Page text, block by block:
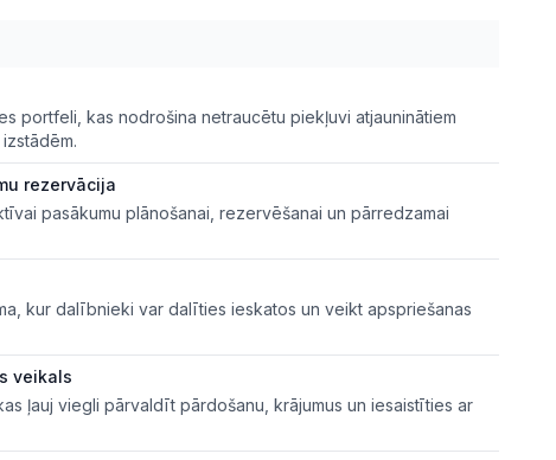
portfeli, kas nodrošina netraucētu piekļuvi atjauninātiem
rezervācija
pasākumu plānošanai, rezervēšanai un pārredzamai
kur dalībnieki var dalīties ieskatos un veikt apspriešanas
veikals
ļauj viegli pārvaldīt pārdošanu, krājumus un iesaistīties ar